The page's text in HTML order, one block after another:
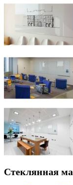
Стеклянная